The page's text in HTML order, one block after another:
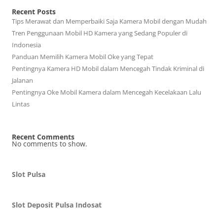
Recent Posts
Tips Merawat dan Memperbaiki Saja Kamera Mobil dengan Mudah
Tren Penggunaan Mobil HD Kamera yang Sedang Populer di
Indonesia
Panduan Memilih Kamera Mobil Oke yang Tepat
Pentingnya Kamera HD Mobil dalam Mencegah Tindak Kriminal di
Jalanan
Pentingnya Oke Mobil Kamera dalam Mencegah Kecelakaan Lalu
Lintas
Recent Comments
No comments to show.
Slot Pulsa
Slot Deposit Pulsa Indosat